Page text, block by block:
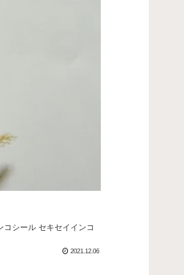
シール セキセイインコ
2021.12.06